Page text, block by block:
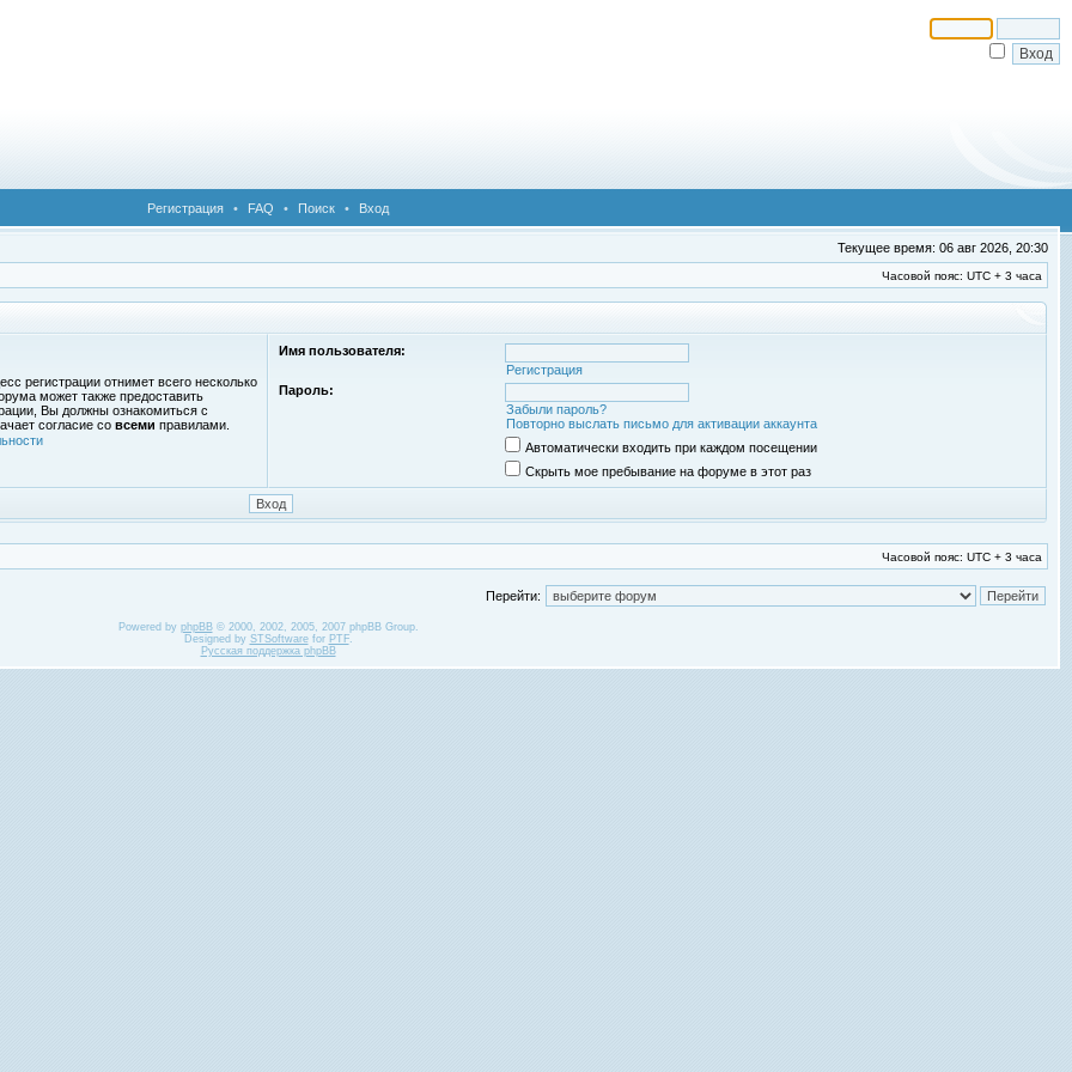
Регистрация • FAQ • Поиск • Вход
Текущее время: 06 авг 2026, 20:30
Часовой пояс: UTC + 3 часа
регистрации отнимет всего несколько
может также предоставить
Вы должны ознакомиться с
согласие со всеми правилами.
Имя пользователя:
Регистрация
Пароль:
Забыли пароль?
Повторно выслать письмо для активации аккаунта
Автоматически входить при каждом посещении
Скрыть мое пребывание на форуме в этот раз
Часовой пояс: UTC + 3 часа
Перейти:
Powered by phpBB© 2000, 2002, 2005, 2007 phpBB Group.
Designed by STSoftwarefor PTF.
Русская поддержка phpBB